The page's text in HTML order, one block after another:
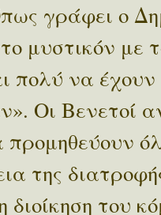
γράφει ο
μυστικόν με
πολύ να
Οι
της
διοίκηση του